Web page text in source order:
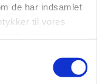
de har indsamlet
til vores
afprøves i år